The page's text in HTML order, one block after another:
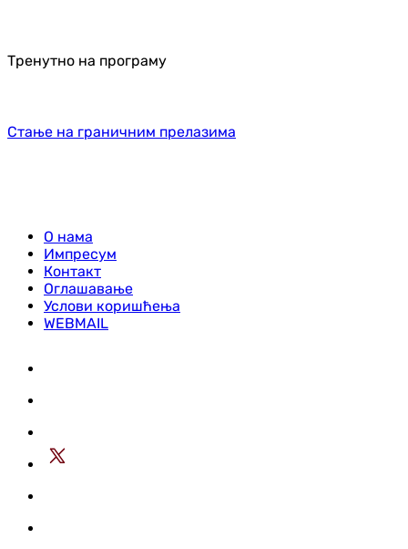
Тренутно на програму
Стање на граничним прелазима
О нама
Импресум
Контакт
Оглашавање
Услови коришћења
WEBMAIL